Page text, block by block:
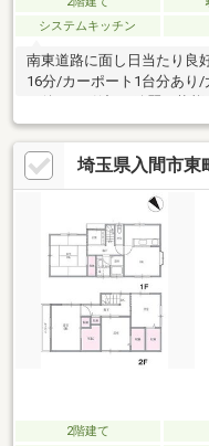
システムキッチン
南東道路に面し日当たり良
16分/カーポート1台分あり/
埼玉県入間市東
2階建て